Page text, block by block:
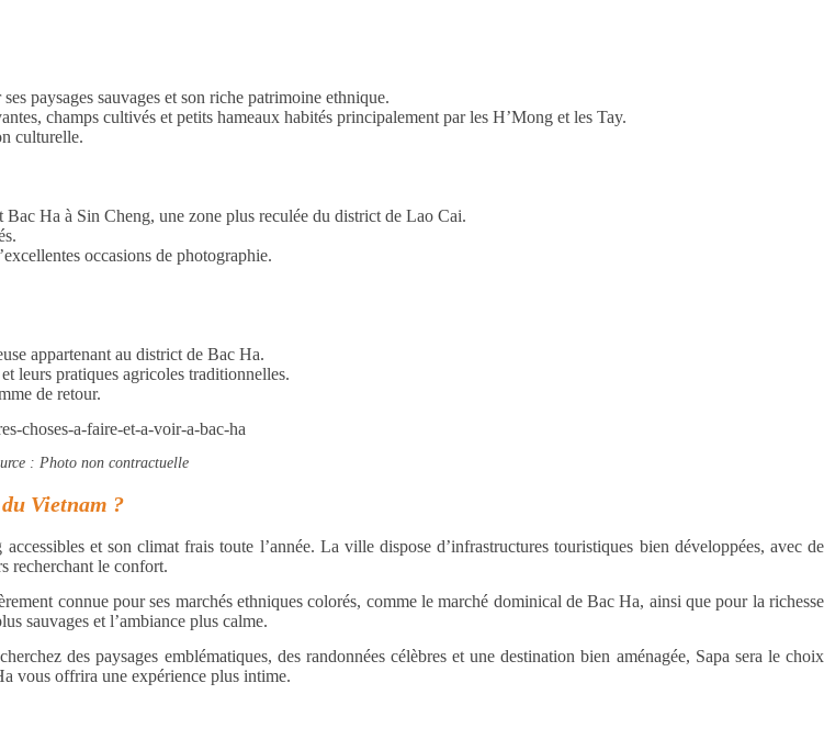
paysages sauvages et son riche patrimoine ethnique.
champs cultivés et petits hameaux habités principalement par les H’Mong et les Tay.
culturelle.
Bac Ha à Sin Cheng, une zone plus reculée du district de Lao Cai.
occasions de photographie.
appartenant au district de Bac Ha.
leurs pratiques agricoles traditionnelles.
de retour.
: Photo non contractuelle
Vietnam ?
et son climat frais toute l’année. La ville dispose d’infrastructures touristiques bien développées, avec de
recherchant le confort.
connue pour ses marchés ethniques colorés, comme le marché dominical de Bac Ha, ainsi que pour la richesse
sauvages et l’ambiance plus calme.
des paysages emblématiques, des randonnées célèbres et une destination bien aménagée, Sapa sera le choix
vous offrira une expérience plus intime.